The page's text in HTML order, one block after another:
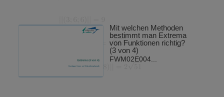
Mit welchen Methoden
bestimmt man Extrema
von Funktionen richtig?
(3 von 4)
FWM02E004...